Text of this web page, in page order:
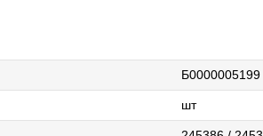
Б0000005199
шт